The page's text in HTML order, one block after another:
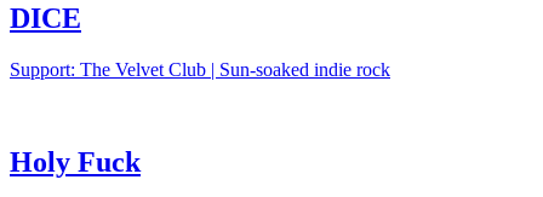
DICE
Support: The Velvet Club | Sun-soaked indie rock
Holy Fuck